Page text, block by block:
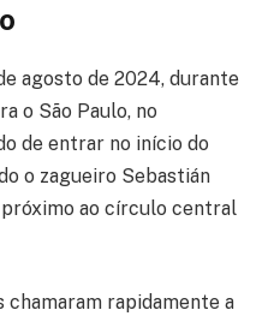
agosto de 2024, durante
o São Paulo, no
de entrar no início do
o zagueiro Sebastián
próximo ao círculo central
chamaram rapidamente a